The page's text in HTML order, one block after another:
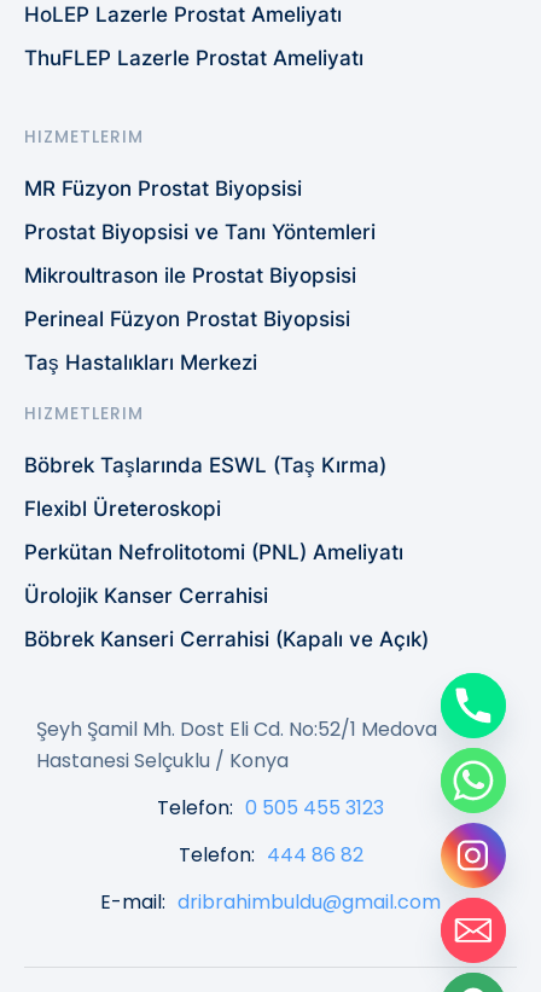
HoLEP Lazerle Prostat Ameliyatı
ThuFLEP Lazerle Prostat Ameliyatı
HIZMETLERIM
MR Füzyon Prostat Biyopsisi
Prostat Biyopsisi ve Tanı Yöntemleri
Mikroultrason ile Prostat Biyopsisi
Perineal Füzyon Prostat Biyopsisi
Taş Hastalıkları Merkezi
HIZMETLERIM
Böbrek Taşlarında ESWL (Taş Kırma)
Flexibl Üreteroskopi
Perkütan Nefrolitotomi (PNL) Ameliyatı
Ürolojik Kanser Cerrahisi
Böbrek Kanseri Cerrahisi (Kapalı ve Açık)
Şeyh Şamil Mh. Dost Eli Cd. No:52/1 Medova
Hastanesi Selçuklu / Konya
Telefon: 0 505 455 3123
Telefon: 444 86 82
E-mail: dribrahimbuldu@gmail.com